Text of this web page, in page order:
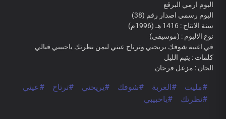
البوم ارمي البرقع
البوم رسمي اصدار رقم (38)
سنة الانتاج : 1416 هـ (1996م)
نوع الالبوم : (موسيقى)
في اغنية شوفك يريحني وترتاح عيني ليمن نظرتك ياحبيبي قبالي
كلمات : يتيم الليل
الحان : مزعل فرحان
#مليت #الغربة #شوفك #يريحني #ترتاح
#عيني
#نظرتك
#ياحبيبي